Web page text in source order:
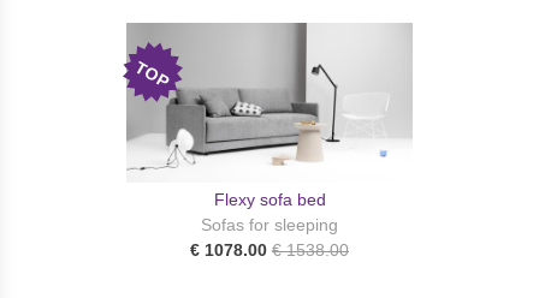
TOP
Flexy sofa bed
Sofas for sleeping
€ 1078.00 € 1538.00